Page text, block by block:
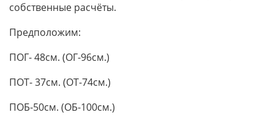
собственные расчёты.
Предположим:
ПОГ- 48см. (ОГ-96см.)
ПОТ- 37см. (ОТ-74см.)
ПОБ-50см. (ОБ-100см.)